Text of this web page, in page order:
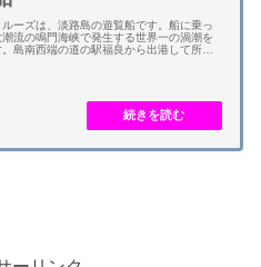
ルーズは、淡路島の遊覧船です。船に乗っ
流の鳴門海峡で発生する世界一の渦潮を
。島南西端の道の駅福良から出港して所要